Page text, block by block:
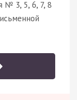
№ 3, 5, 6, 7, 8